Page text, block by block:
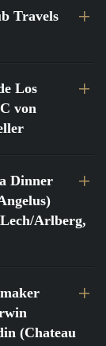
Travels
Los
von
Dinner
Arlberg,
(Chateau